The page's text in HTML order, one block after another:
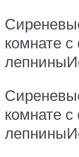
комнате
комнате